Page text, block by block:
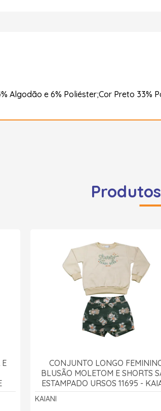
Algodão e 6% Poliéster;Cor Preto 33%
CONJUNTO LONGO
BLUSÃO MOLETOM E SHORTS
ESTAMPADO URSOS 11695 -
KAIANI